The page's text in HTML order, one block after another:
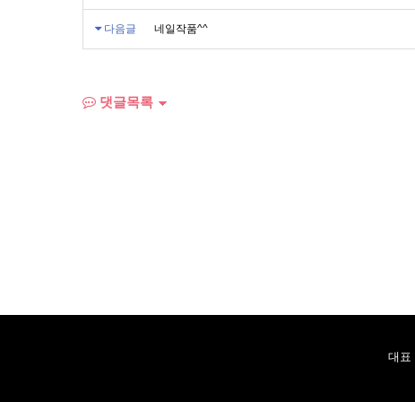
다음글 네일작품^^
댓글목록
대표